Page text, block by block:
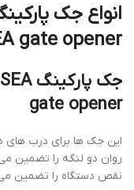
gate opener
gate opener
این جک ها برای درب
روان دو لنگه را تضمین
نقص دستگاه را تضمین